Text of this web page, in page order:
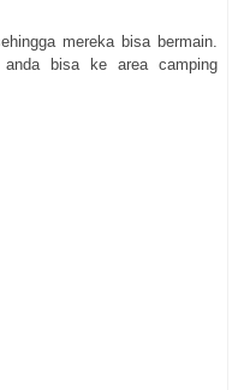
mereka bisa bermain.
bisa ke area camping